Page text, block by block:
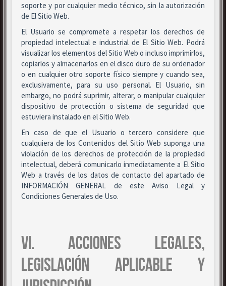
soporte y por cualquier medio técnico, sin la autorización
de El Sitio Web.
El Usuario se compromete a respetar los derechos de
propiedad intelectual e industrial de El Sitio Web. Podrá
visualizar los elementos del Sitio Web o incluso imprimirlos,
copiarlos y almacenarlos en el disco duro de su ordenador
o en cualquier otro soporte físico siempre y cuando sea,
exclusivamente, para su uso personal. El Usuario, sin
embargo, no podrá suprimir, alterar, o manipular cualquier
dispositivo de protección o sistema de seguridad que
estuviera instalado en el Sitio Web.
En caso de que el Usuario o tercero considere que
cualquiera de los Contenidos del Sitio Web suponga una
violación de los derechos de protección de la propiedad
intelectual, deberá comunicarlo inmediatamente a El Sitio
Web a través de los datos de contacto del apartado de
INFORMACIÓN GENERAL de este Aviso Legal y
Condiciones Generales de Uso.
VI. ACCIONES LEGALES,
LEGISLACIÓN APLICABLE Y